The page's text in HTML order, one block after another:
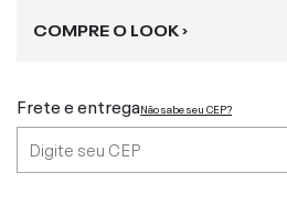
COMPRE O LOOK ›
Frete e entregaNão sabe seu CEP?